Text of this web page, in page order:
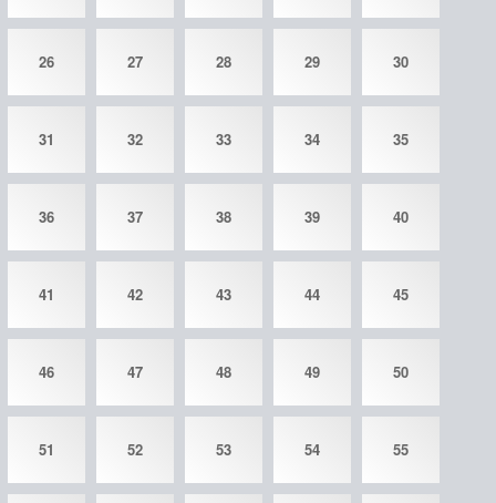
26 27 28 29 30
31 32 33 34 35
36 37 38 39 40
41 42 43 44 45
46 47 48 49 50
51 52 53 54 55